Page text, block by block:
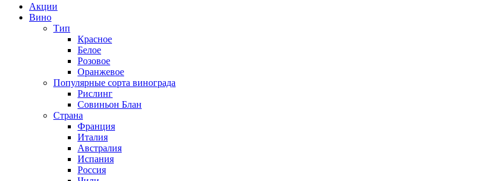
Акции
Вино
Тип
Красное
Белое
Розовое
Оранжевое
Популярные сорта винограда
Рислинг
Совиньон Блан
Страна
Франция
Италия
Австралия
Испания
Россия